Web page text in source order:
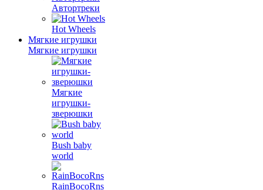
Автортреки
Hot Wheels
Мягкие игрушки
Мягкие игрушки
Мягкие
игрушки-
зверюшки
Bush baby
world
RainBocoRns